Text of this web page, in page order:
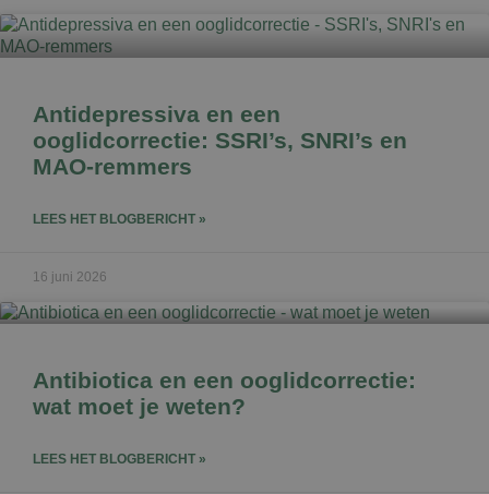
Antidepressiva en een
ooglidcorrectie: SSRI’s, SNRI’s en
MAO-remmers
LEES HET BLOGBERICHT »
16 juni 2026
Antibiotica en een ooglidcorrectie:
wat moet je weten?
LEES HET BLOGBERICHT »